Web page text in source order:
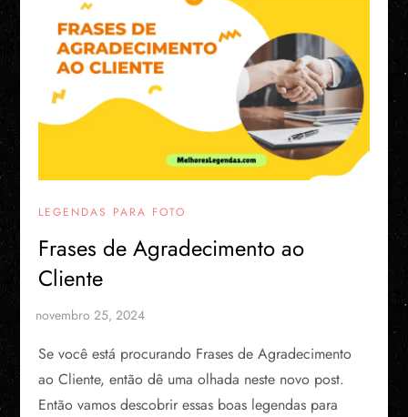
LEGENDAS PARA FOTO
Frases de Agradecimento ao
Cliente
Se você está procurando Frases de Agradecimento
ao Cliente, então dê uma olhada neste novo post.
Então vamos descobrir essas boas legendas para